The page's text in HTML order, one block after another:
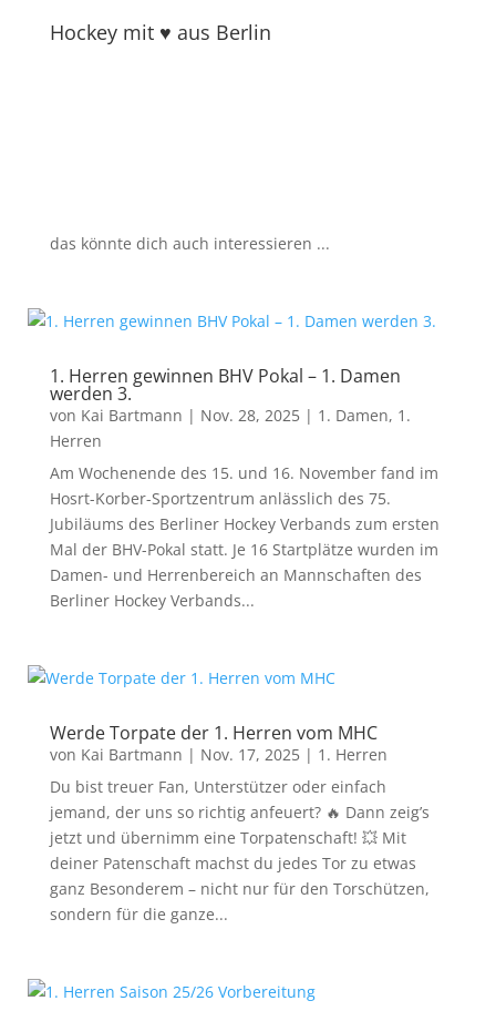
Hockey mit ♥ aus Berlin
das könnte dich auch interessieren ...
1. Herren gewinnen BHV Pokal – 1. Damen
werden 3.
von Kai Bartmann | Nov. 28, 2025| 1. Damen, 1.
Herren
Am Wochenende des 15. und 16. November fand im
Hosrt-Korber-Sportzentrum anlässlich des 75.
Jubiläums des Berliner Hockey Verbands zum ersten
Mal der BHV-Pokal statt. Je 16 Startplätze wurden im
Damen- und Herrenbereich an Mannschaften des
Berliner Hockey Verbands...
Werde Torpate der 1. Herren vom MHC
von Kai Bartmann | Nov. 17, 2025| 1. Herren
Du bist treuer Fan, Unterstützer oder einfach
jemand, der uns so richtig anfeuert? 🔥 Dann zeig’s
jetzt und übernimm eine Torpatenschaft! 💥 Mit
deiner Patenschaft machst du jedes Tor zu etwas
ganz Besonderem – nicht nur für den Torschützen,
sondern für die ganze...